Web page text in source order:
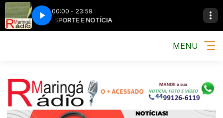
00:00 - 23:59
MÚSICA, ESPORTE E NOTÍCIA MÚSICA,
MENU